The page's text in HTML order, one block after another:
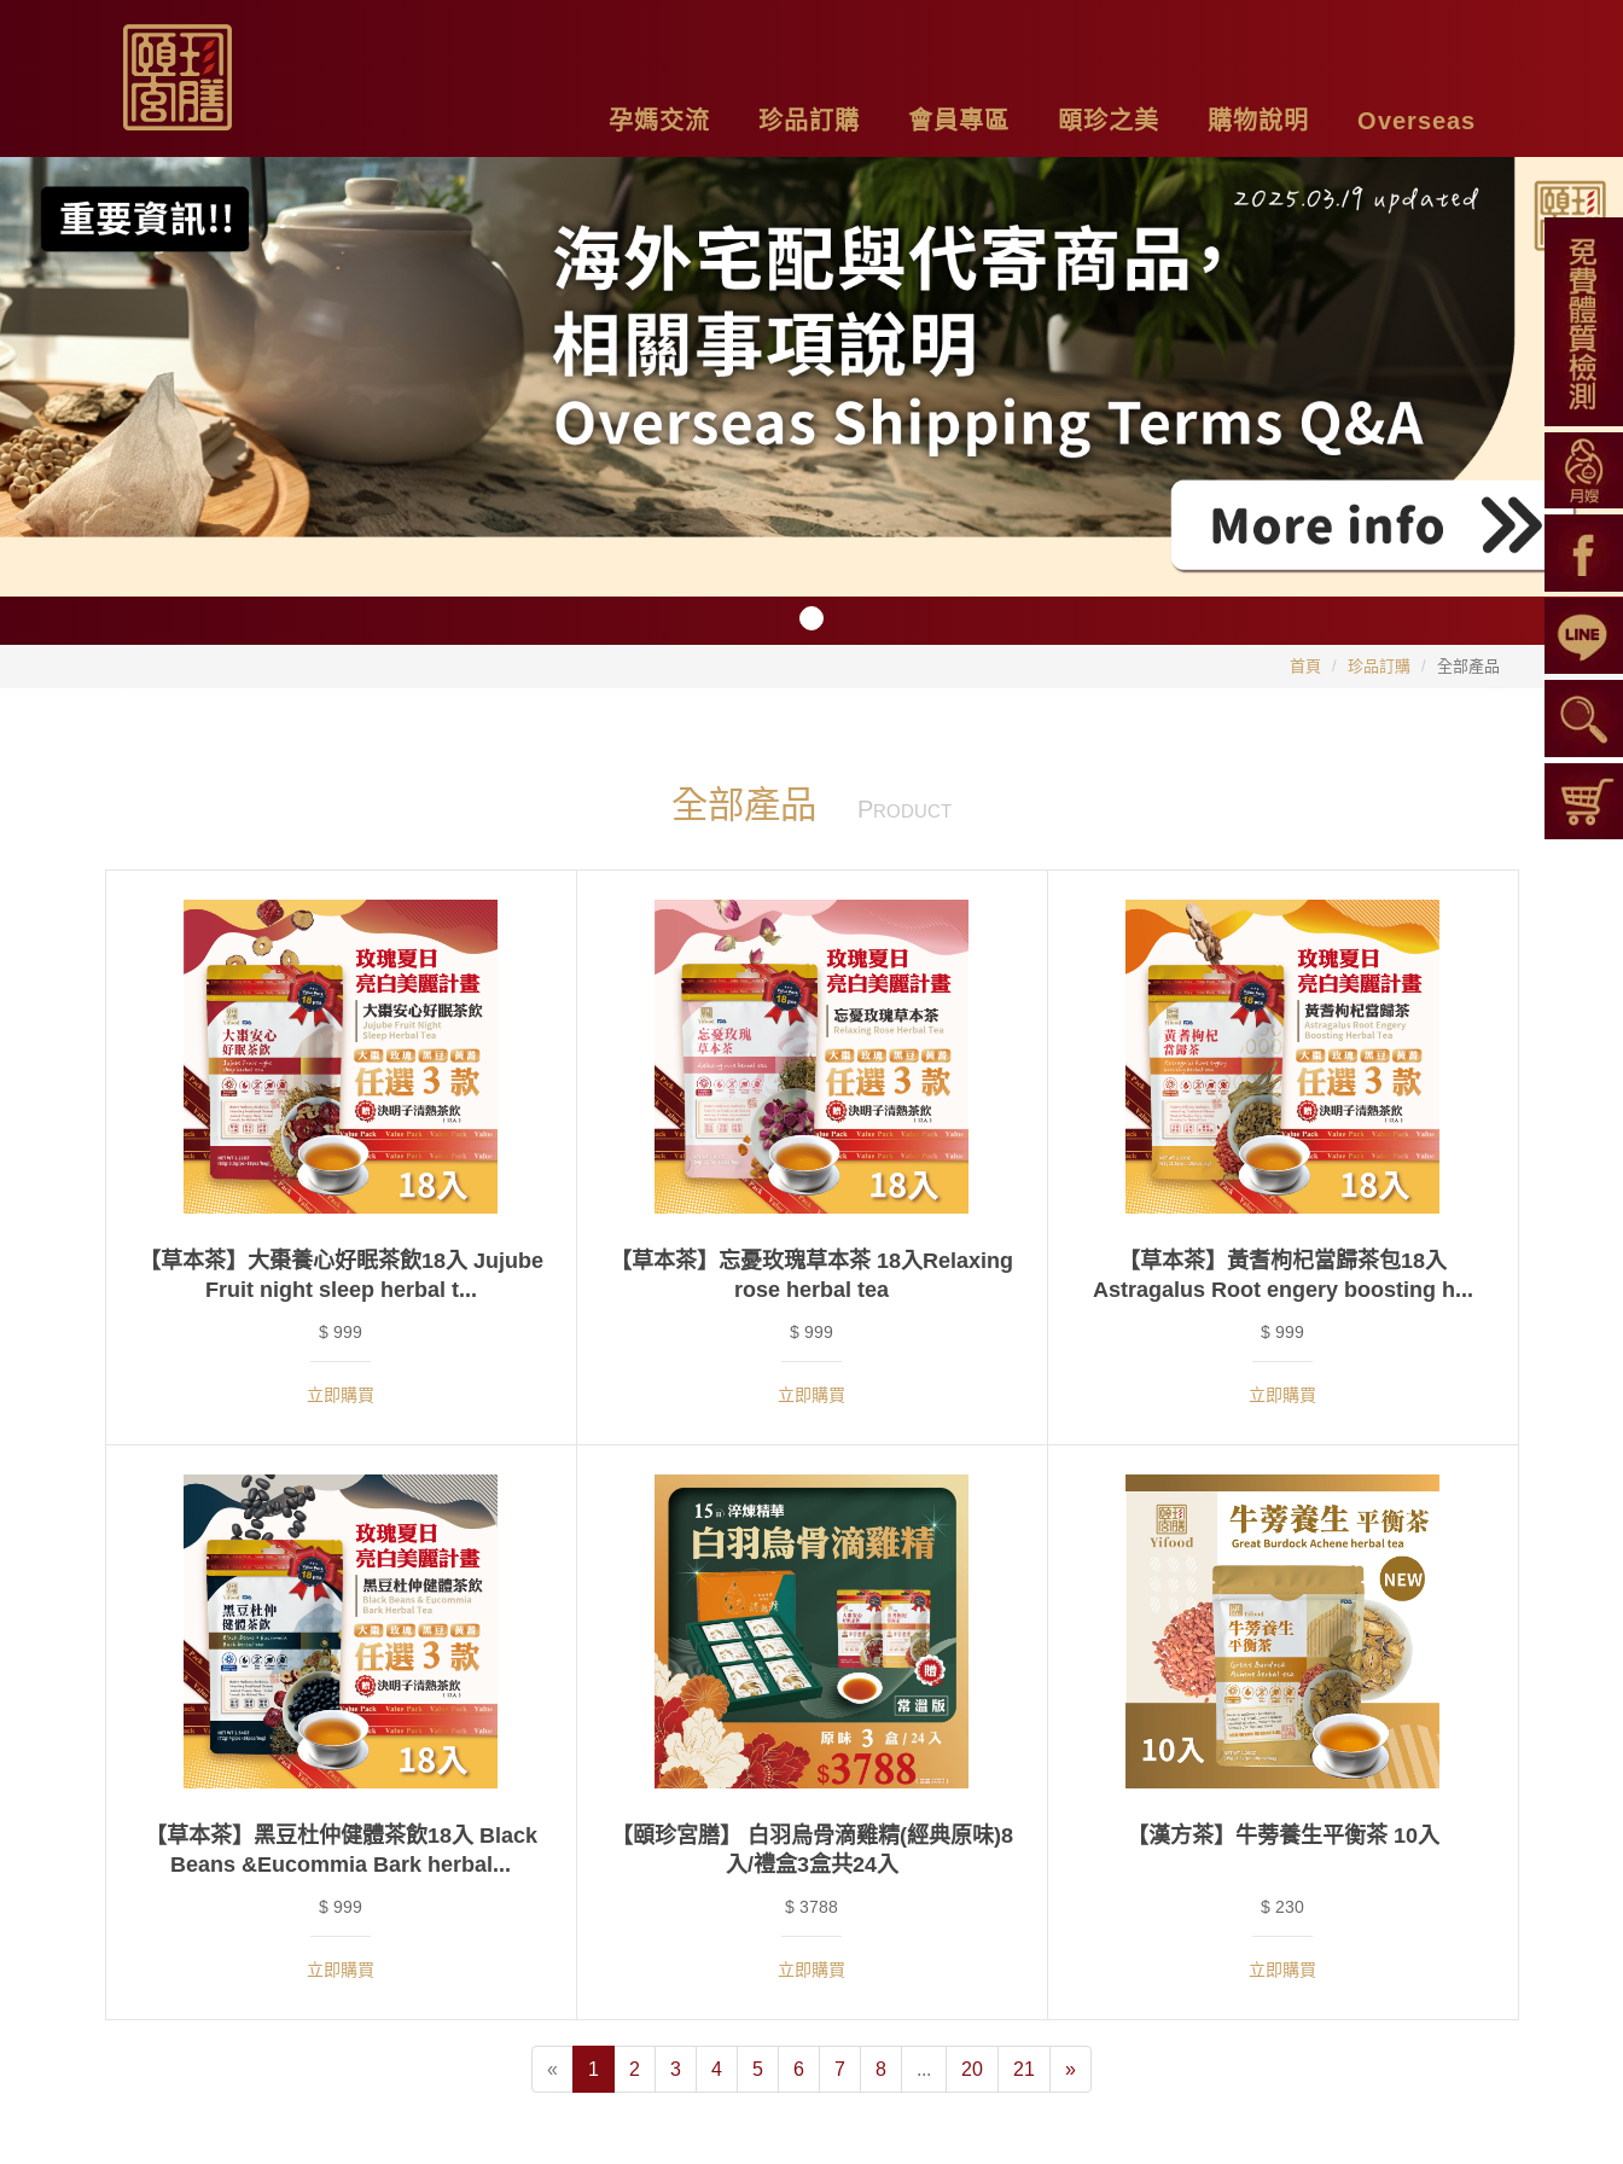
孕媽交流
最新消息
專欄作家
影片分享
珍品訂購
【限時促銷】玫瑰夏日亮麗計畫
【居家月子DIY】坐月子料理食材套組
【日常飲用】東方草本茶系列
【家庭食養】漢方藥膳燉包系列
【伴手送禮】烏骨滴雞精禮盒
【無禮盒自用】烏骨滴雞精家庭號
【海外購物Oversea】滴雞精、30日坐月子調養套組
會員專區
基本資料
購物車
我的訂單
頤珍之美
品牌故事
聯絡我們
隱私權聲明
購物說明
購物須知
付款方式
配送方式
常見問題
退換貨說明
Overseas
Chicken Essence
Tea Bags
Soup Blend
Functional Herbal Tea
首頁 珍品訂購 全部產品
全部產品 PRODUCT
【草本茶】大棗養心好眠茶飲18入 Jujube
Fruit night sleep herbal t...
$ 999
立即購買
【草本茶】忘憂玫瑰草本茶 18入Relaxing
rose herbal tea
$ 999
立即購買
【草本茶】黃耆枸杞當歸茶包18入
Astragalus Root engery boosting h...
$ 999
立即購買
【草本茶】黑豆杜仲健體茶飲18入 Black
Beans &Eucommia Bark herbal...
$ 999
立即購買
【頤珍宮膳】 白羽烏骨滴雞精(經典原味)8
入/禮盒3盒共24入
$ 3788
立即購買
【漢方茶】牛蒡養生平衡茶 10入
$ 230
立即購買
« 1 2 3 4 5 6 7 8 ... 20 21 »